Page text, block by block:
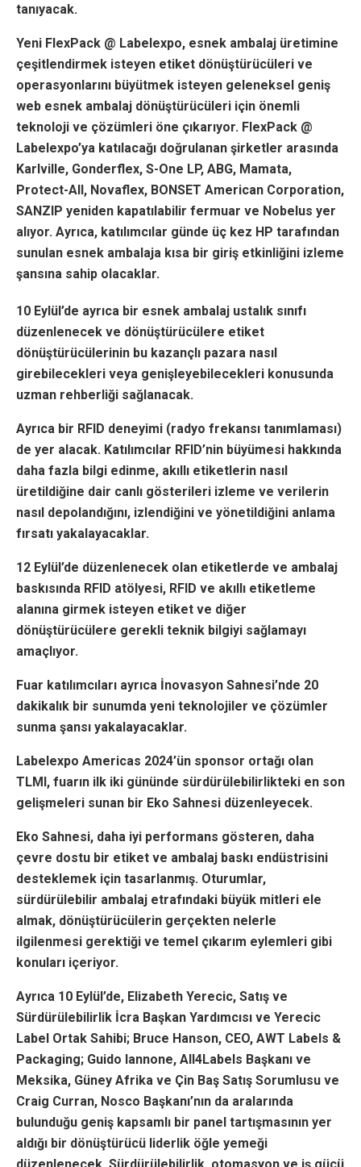
tanıyacak.
Yeni FlexPack @ Labelexpo, esnek ambalaj üretimine
çeşitlendirmek isteyen etiket dönüştürücüleri ve
operasyonlarını büyütmek isteyen geleneksel geniş
web esnek ambalaj dönüştürücüleri için önemli
teknoloji ve çözümleri öne çıkarıyor. FlexPack @
Labelexpo’ya katılacağı doğrulanan şirketler arasında
Karlville, Gonderflex, S-One LP, ABG, Mamata,
Protect-All, Novaflex, BONSET American Corporation,
SANZIP yeniden kapatılabilir fermuar ve Nobelus yer
alıyor. Ayrıca, katılımcılar günde üç kez HP tarafından
sunulan esnek ambalaja kısa bir giriş etkinliğini izleme
şansına sahip olacaklar.
10 Eylül’de ayrıca bir esnek ambalaj ustalık sınıfı
düzenlenecek ve dönüştürücülere etiket
dönüştürücülerinin bu kazançlı pazara nasıl
girebilecekleri veya genişleyebilecekleri konusunda
uzman rehberliği sağlanacak.
Ayrıca bir RFID deneyimi (radyo frekansı tanımlaması)
de yer alacak. Katılımcılar RFID’nin büyümesi hakkında
daha fazla bilgi edinme, akıllı etiketlerin nasıl
üretildiğine dair canlı gösterileri izleme ve verilerin
nasıl depolandığını, izlendiğini ve yönetildiğini anlama
fırsatı yakalayacaklar.
12 Eylül’de düzenlenecek olan etiketlerde ve ambalaj
baskısında RFID atölyesi, RFID ve akıllı etiketleme
alanına girmek isteyen etiket ve diğer
dönüştürücülere gerekli teknik bilgiyi sağlamayı
amaçlıyor.
Fuar katılımcıları ayrıca İnovasyon Sahnesi’nde 20
dakikalık bir sunumda yeni teknolojiler ve çözümler
sunma şansı yakalayacaklar.
Labelexpo Americas 2024’ün sponsor ortağı olan
TLMI, fuarın ilk iki gününde sürdürülebilirlikteki en son
gelişmeleri sunan bir Eko Sahnesi düzenleyecek.
Eko Sahnesi, daha iyi performans gösteren, daha
çevre dostu bir etiket ve ambalaj baskı endüstrisini
desteklemek için tasarlanmış. Oturumlar,
sürdürülebilir ambalaj etrafındaki büyük mitleri ele
almak, dönüştürücülerin gerçekten nelerle
ilgilenmesi gerektiği ve temel çıkarım eylemleri gibi
konuları içeriyor.
Ayrıca 10 Eylül’de, Elizabeth Yerecic, Satış ve
Sürdürülebilirlik İcra Başkan Yardımcısı ve Yerecic
Label Ortak Sahibi; Bruce Hanson, CEO, AWT Labels &
Packaging; Guido Iannone, All4Labels Başkanı ve
Meksika, Güney Afrika ve Çin Baş Satış Sorumlusu ve
Craig Curran, Nosco Başkanı’nın da aralarında
bulunduğu geniş kapsamlı bir panel tartışmasının yer
aldığı bir dönüştürücü liderlik öğle yemeği
düzenlenecek. Sürdürülebilirlik, otomasyon ve iş gücü